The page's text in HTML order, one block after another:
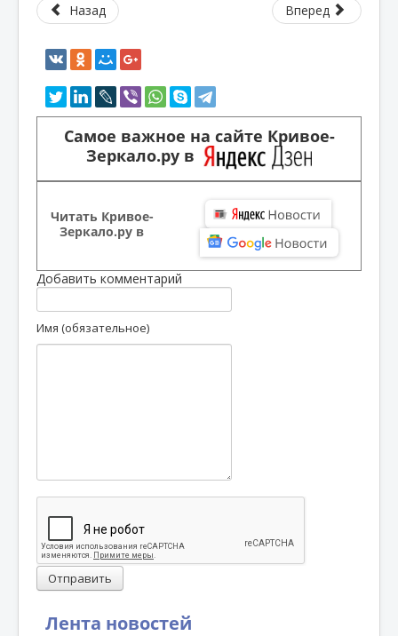
Лента новостей
Назад Вперед
Самое важное на сайте Кривое-
Зеркало.ру в
Читать Кривое-
Зеркало.ру в
Добавить комментарий
Имя (обязательное)
Отправить